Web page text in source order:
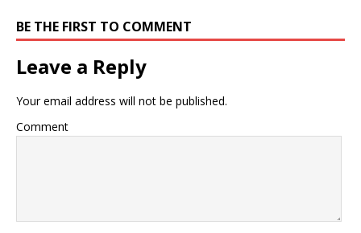
BE THE FIRST TO COMMENT
Leave a Reply
Your email address will not be published.
Comment